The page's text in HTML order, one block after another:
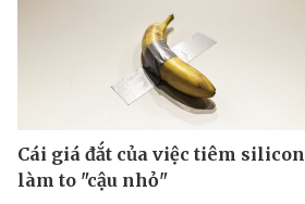
doanh nghiệp
Sành điệu
Tin Công nghệ
Trải nghiệm
Chuyển đổi số
Podcast
Cái giá đắt của việc tiêm silicon
làm to "cậu nhỏ"